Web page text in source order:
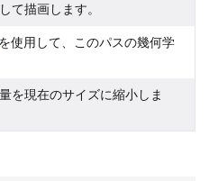
て描画します。
を使用して、このパスの幾何学
を現在のサイズに縮小しま